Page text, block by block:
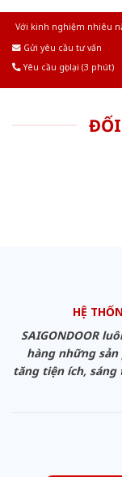
Với kinh nghiệm nhiêu
Gửi yêu cầu tư vấn
Yêu cầu gọi lại (3 phút)
ĐỐI
HỆ
SAIGONDOOR
hàng những sản
tăng tiện ích,